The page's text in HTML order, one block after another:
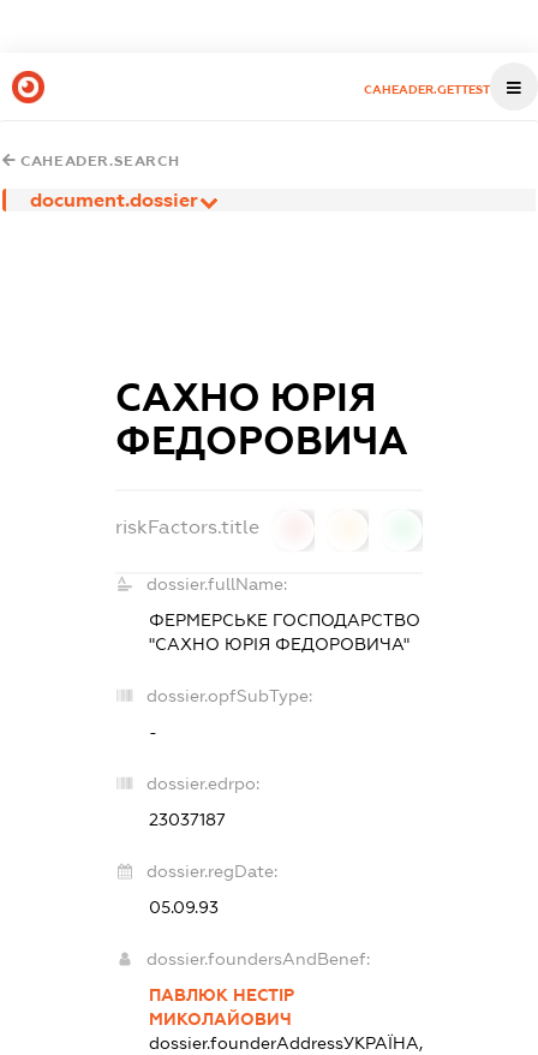
CAHEADER.GETTEST
CAHEADER.SEARCH
document.dossier
САХНО ЮРІЯ
ФЕДОРОВИЧА
riskFactors.title
dossier.fullName:
ФЕРМЕРСЬКЕ ГОСПОДАРСТВО
"САХНО ЮРІЯ ФЕДОРОВИЧА"
dossier.opfSubType:
-
dossier.edrpo:
23037187
dossier.regDate:
05.09.93
dossier.foundersAndBenef:
ПАВЛЮК НЕСТІР
МИКОЛАЙОВИЧ
dossier.founderAddressУКРАЇНА,